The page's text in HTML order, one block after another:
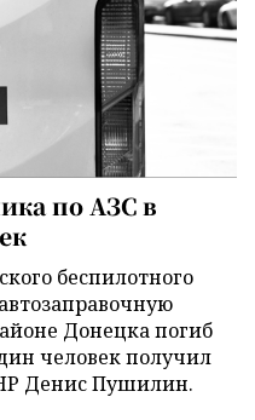
по АЗС в
беспилотного
Донецка погиб
человек получил
Денис Пушилин.